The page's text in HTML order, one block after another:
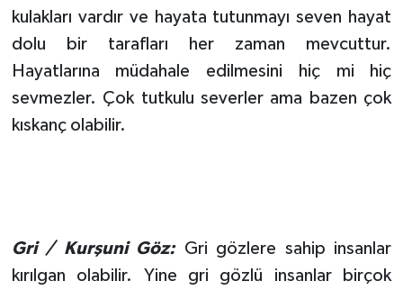
kulakları vardır ve hayata tutunmayı seven hayat
dolu bir tarafları her zaman mevcuttur.
Hayatlarına müdahale edilmesini hiç mi hiç
sevmezler. Çok tutkulu severler ama bazen çok
kıskanç olabilir.
Gri / Kurşuni Göz:Gri gözlere sahip insanlar
kırılgan olabilir. Yine gri gözlü insanlar birçok